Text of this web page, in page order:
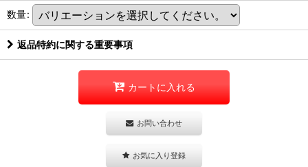
数量:
返品特約に関する重要事項
カートに入れる
お問い合わせ
お気に入り登録